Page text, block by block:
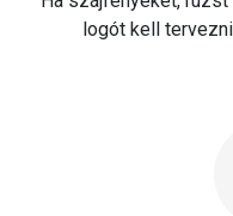
logót kell